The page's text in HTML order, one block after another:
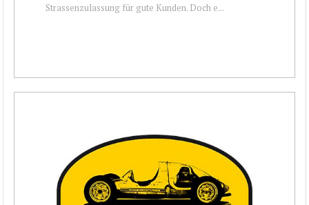
Strassenzulassung für gute Kunden. Doch e...